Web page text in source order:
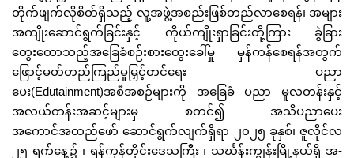
တိုက်ဖျက်လိုစိတ်ရှိသည့် လူ့အဖွဲ့အစည်းဖြစ်တည်လာစေရန်၊ အများ
အကျိုးဆောင်ရွက်ခြင်းနှင့် ကိုယ်ကျိုးရှာခြင်းတို့ကြား ခွဲခြား
တွေးတောသည့်အခြေခံစဉ်းစားတွေးခေါ်မှု မှန်ကန်စေရန်အတွက်
ဖြောင့်မတ်တည်ကြည်မှုမြှင့်တင်ရေး ပညာ
ပေး(Edutainment)အစီအစဉ်များကို အခြေခံ ပညာ မူလတန်းနှင့်
အလယ်တန်းအဆင့်များမှ စတင်၍ အသိပညာပေး
အကောင်အထည်ဖော် ဆောင်ရွက်လျက်ရှိရာ ၂၀၂၅ ခုနှစ်၊ ဇူလိုင်လ
၂၅ ရက်နေ့၌ ၊ ရန်ကုန်တိုင်းဒေသကြီး ၊ သင်္ဃန်းကျွန်းမြို့နယ်ရှိ အ-